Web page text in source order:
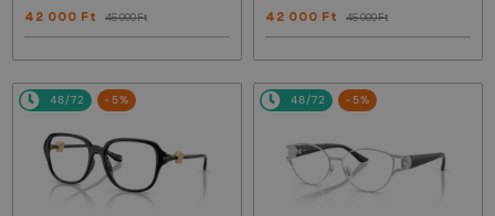
42 000 Ft 45 000 Ft 42 000 Ft 45 000 Ft
48/72 -5% 48/72 -5%